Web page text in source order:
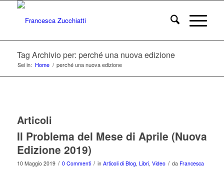
Tag Archivio per: perché una nuova edizione
Sei in: Home / perché una nuova edizione
Articoli
Il Problema del Mese di Aprile (Nuova
Edizione 2019)
10 Maggio 2019 / 0 Commenti / in Articoli di Blog, Libri, Video / da Francesca